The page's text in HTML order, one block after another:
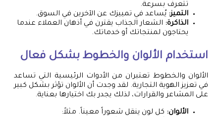
تتعرف بسرعة.
التميز: يُساعد في تمييزك عن الآخرين في السوق.
الذاكرة: الشعار الجذاب يقترن في أذهان العملاء عندما
يحتاجون لمنتجاتك أو خدماتك.
استخدام الألوان والخطوط بشكل فعال
الألوان والخطوط تعتبران من الأدوات الرئيسية التي تساعد
في تعزيز الهوية التجارية. لقد وجدت أن الألوان تؤثر بشكل كبير
على المشاعر والقرارات، لذلك يجدر بك اختيارها بعناية.
الألوان: كل لون ينقل شعوراً معيناً. مثلاً: